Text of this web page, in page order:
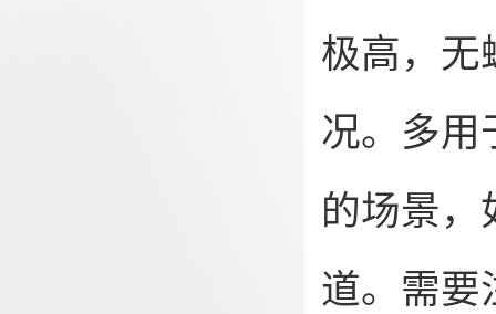
极高，无
况。多用
的场景，
道。需要